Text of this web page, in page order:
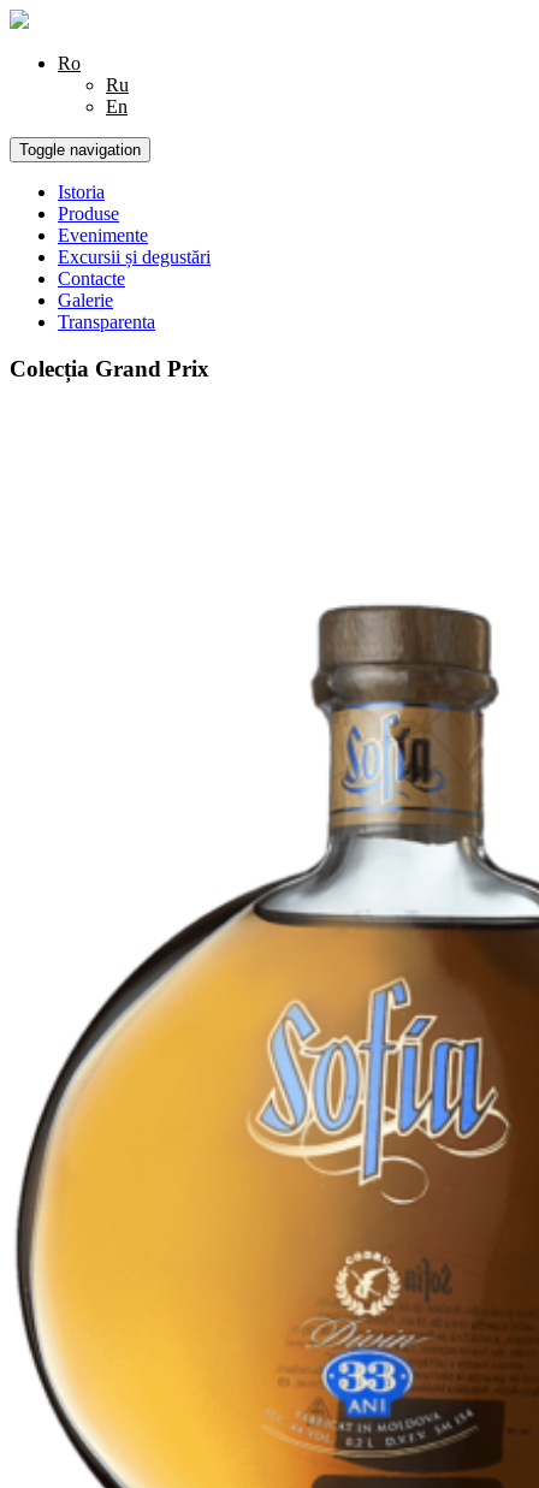
Ro
Ru
En
Toggle navigation
Istoria
Produse
Evenimente
Excursii și degustări
Contacte
Galerie
Transparenta
Colecția Grand Prix